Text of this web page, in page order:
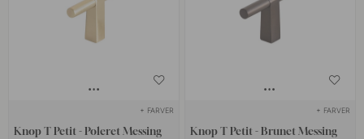
+ FARVER
Knop T Petit - Poleret Messing
+ FARVER
Knop T Petit - Brunet Messing